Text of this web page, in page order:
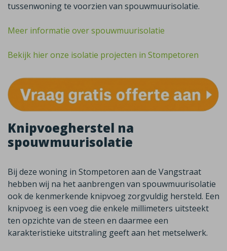
tussenwoning te voorzien van spouwmuurisolatie.
Meer informatie over spouwmuurisolatie
Bekijk hier onze isolatie projecten in Stompetoren
Knipvoegherstel na
spouwmuurisolatie
Bij deze woning in Stompetoren aan de Vangstraat
hebben wij na het aanbrengen van spouwmuurisolatie
ook de kenmerkende knipvoeg zorgvuldig hersteld. Een
knipvoeg is een voeg die enkele millimeters uitsteekt
ten opzichte van de steen en daarmee een
karakteristieke uitstraling geeft aan het metselwerk.